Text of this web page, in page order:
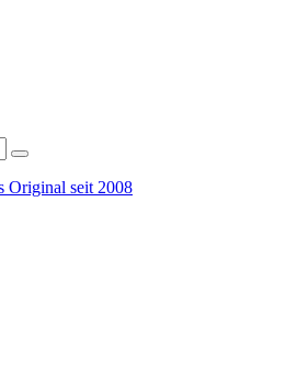
Original seit 2008